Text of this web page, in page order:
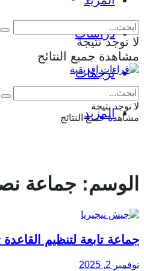
دراسات
ترجمات
المزيد
لا توجد نتيجة
مشاهدة جميع النتائج
لا توجد نتيجة
مشاهدة جميع النتائج
الوسم: جماعة
جماعة تابعة لتنظيم
نوفمبر 2, 2025